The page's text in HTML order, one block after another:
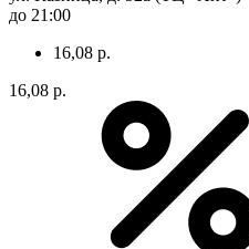
до 21:00
16,08 р.
16,08 р.